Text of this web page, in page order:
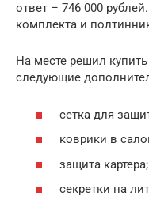
ответ – 746 000
комплекта и
На месте решил
следующие
сетка для
коврики в
защита картера;
секретки на